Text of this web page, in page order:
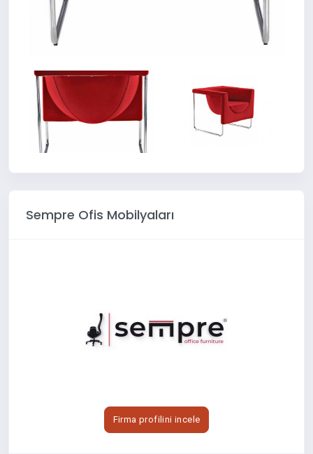
Sempre Ofis Mobilyaları
Firma profilini incele